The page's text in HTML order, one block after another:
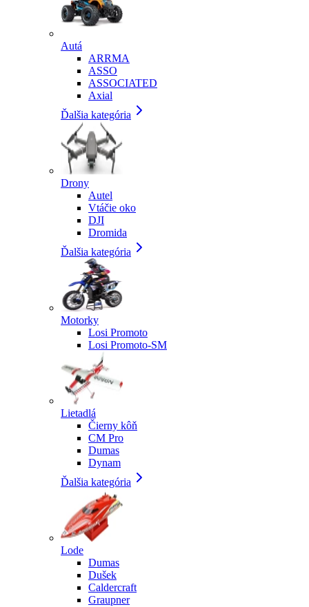
Autá
ARRMA
ASSO
ASSOCIATED
Axial
Ďalšia kategória
Drony
Autel
Vtáčie oko
DJI
Dromida
Ďalšia kategória
Motorky
Losi Promoto
Losi Promoto-SM
Lietadlá
Čierny kôň
CM Pro
Dumas
Dynam
Ďalšia kategória
Lode
Dumas
Dušek
Caldercraft
Graupner